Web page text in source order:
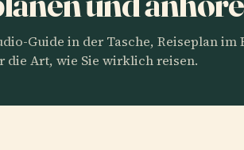
Guide in der Tasche, Reiseplan im
die Art, wie Sie wirklich reisen.